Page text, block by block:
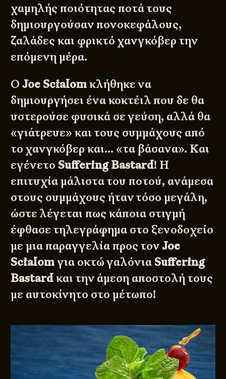
χαμηλής ποιότητας ποτά τους
δημιουργούσαν πονοκεφάλους,
ζαλάδες και φρικτό χανγκόβερ την
επόμενη μέρα.
ΟJoe Scialomκλήθηκε να
δημιουργήσει ένα κοκτέιλ που δε θα
υστερούσε φυσικά σε γεύση, αλλά θα
«γιάτρευε» και τους συμμάχους από
το χανγκόβερ και… «τα βάσανα». Και
εγένετο Suffering Bastard! Η
επιτυχία μάλιστα του ποτού, ανάμεσα
στους συμμάχους ήταν τόσο μεγάλη,
ώστε λέγεται πως κάποια στιγμή
έφθασε τηλεγράφημα στο ξενοδοχείο
με μια παραγγελία προς τονJoe
Scialomγια οκτώ γαλόνια Suffering
Bastardκαι την άμεση αποστολή τους
με αυτοκίνητο στο μέτωπο!